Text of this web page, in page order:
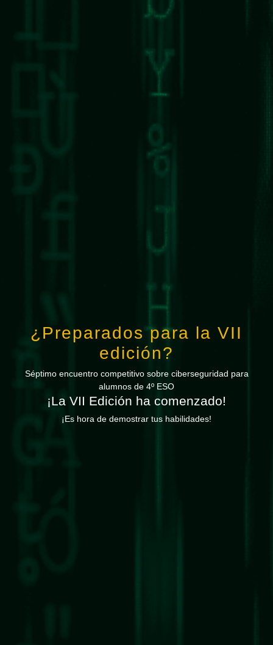
¿Preparados para la VII
edición?
Séptimo encuentro competitivo sobre ciberseguridad para
alumnos de 4º ESO
¡La VII Edición ha comenzado!
¡Es hora de demostrar tus habilidades!